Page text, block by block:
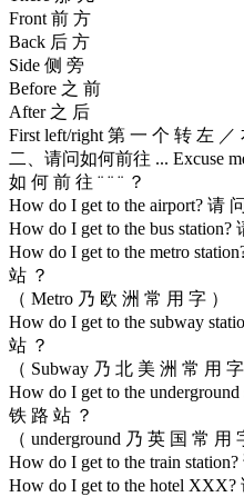
Front 前 方
Back 后 方
Side 侧 旁
Before 之 前
After 之 后
First left/right 第 一 个 转 左 ／
二、请问如何前往 ... Excuse
如 何 前 往 ¨ ¨ ¨ ？
How do I get to the airport? 请
How do I get to the bus
How do I get to the metro
站 ？
（ Metro 乃 欧 洲 常 用 字 ）
How do I get to the subway
站 ？
（ Subway 乃 北 美 洲 常 用 字
How do I get to the
铁 路 站 ？
（ underground 乃 英 国 常 用
How do I get to the train
How do I get to the hotel